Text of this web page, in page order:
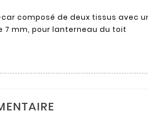
composé de deux tissus avec
7 mm, pour lanterneau du toit